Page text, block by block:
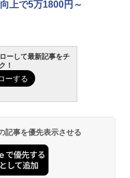
上で5万1800円～
ーして最新記事をチ
！
記事を優先表示させる